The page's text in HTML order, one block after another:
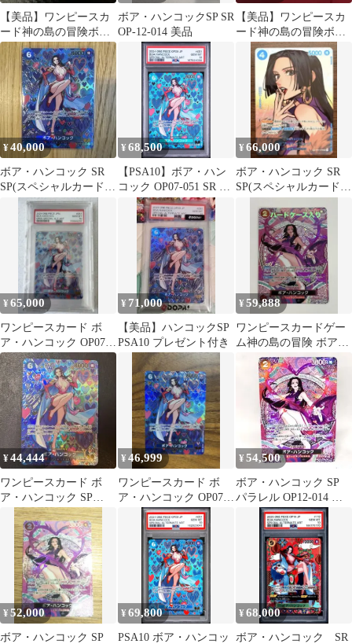
【美品】ワンピースカ
ード神の島の冒険ボ
ア・ハンコック SP
OP12-014
ボア・ハンコックSP SR
OP-12-014 美品
【美品】ワンピースカ
ード神の島の冒険ボ
ア・ハンコック SP
OP12-014
¥40,000
ボア・ハンコック SR
SP(スペシャルカード)
OP07-051
¥68,500
【PSA10】ボア・ハン
コック OP07-051 SR 和
柄SP
¥66,000
ボア・ハンコック SR
SP(スペシャルカード)
¥65,000
ワンピースカード ボ
ア・ハンコック OP07-
051 PSA10
¥ 71,000
【美品】ハンコックSP
PSA10 プレゼント付き
¥59,888
ワンピースカードゲー
ム神の島の冒険 ボア・
ハンコック SP OP12-
¥44,444
ワンピースカード ボ
ア・ハンコック SP
OP07-051 状態良
¥46,999
ワンピースカード ボ
ア・ハンコック OP07-
051 SP
¥54,500
ボア・ハンコック SP
パラレル OP12-014 ワ
ンピース 神の島の冒険
¥52,000
ボア・ハンコック SP
¥69,800
PSA10 ボア・ハンコッ
¥68,000
ボア・ハンコック SR